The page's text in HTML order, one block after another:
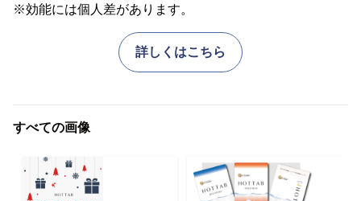
※効能には個人差があります。
詳しくはこちら
すべての画像